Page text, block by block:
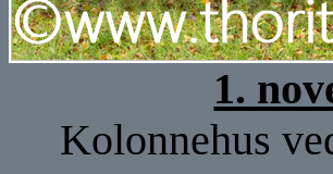
1.
Kolonnehus